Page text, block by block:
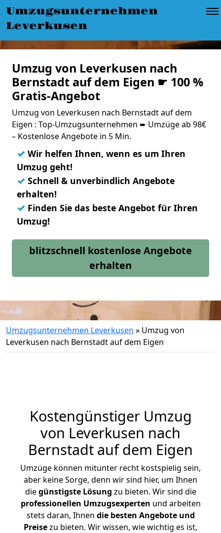
Umzugsunternehmen
Leverkusen
Umzug von Leverkusen nach
Bernstadt auf dem Eigen ☛ 100 %
Gratis-Angebot
Umzug von Leverkusen nach Bernstadt auf dem
Eigen : Top-Umzugsunternehmen ➨ Umzüge ab 98€
– Kostenlose Angebote in 5 Min.
✓ Wir helfen Ihnen, wenn es um Ihren
Umzug geht!
✓ Schnell & unverbindlich Angebote
erhalten!
✓ Finden Sie das beste Angebot für Ihren
Umzug!
blitzschnell kostenlose Angebote
erhalten
Umzugsunternehmen Leverkusen » Umzug von
Leverkusen nach Bernstadt auf dem Eigen
Kostengünstiger Umzug
von Leverkusen nach
Bernstadt auf dem Eigen
Umzüge können mitunter recht kostspielig sein,
aber keine Sorge, denn wir sind hier, um Ihnen
diegünstigste Lösung zu bieten. Wir sind die
professionellen Umzugsexperten und arbeiten
stets daran, Ihnen die besten Angebote und
Preisezu bieten. Wir wissen, wie wichtig es ist,